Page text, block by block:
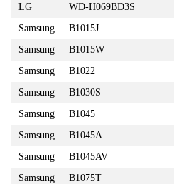
LG
WD-H069BD3S
Samsung
B1015J
Samsung
B1015W
Samsung
B1022
Samsung
B1030S
Samsung
B1045
Samsung
B1045A
Samsung
B1045AV
Samsung
B1075T